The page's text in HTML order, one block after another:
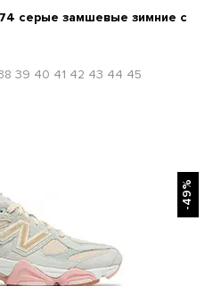
серые замшевые зимние с
39 40 41 42 43 44 45
-49%